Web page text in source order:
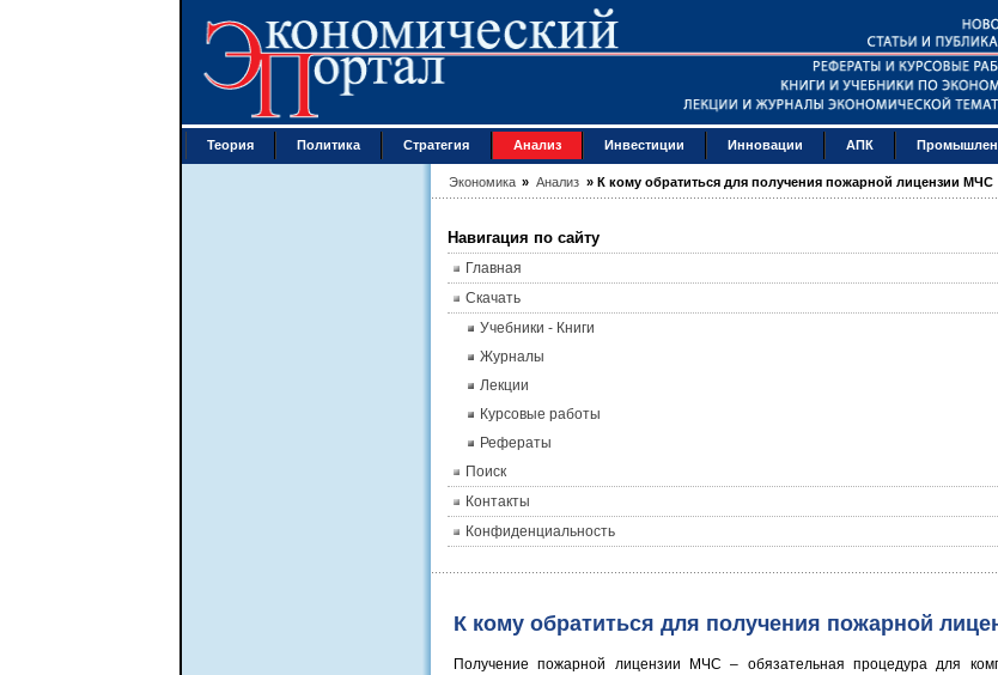
Теория Политика Стратегия Анализ Инвестиции Инновации АПК
Экономика » Анализ » К кому обратиться для получения пожарной лицензии МЧС
Навигация по сайту
Главная
Скачать
Учебники - Книги
Журналы
Лекции
Курсовые работы
Рефераты
Поиск
Контакты
Конфиденциальность
К кому обратиться для получения пожарной
Получение пожарной лицензии МЧС – обязательная процедура для